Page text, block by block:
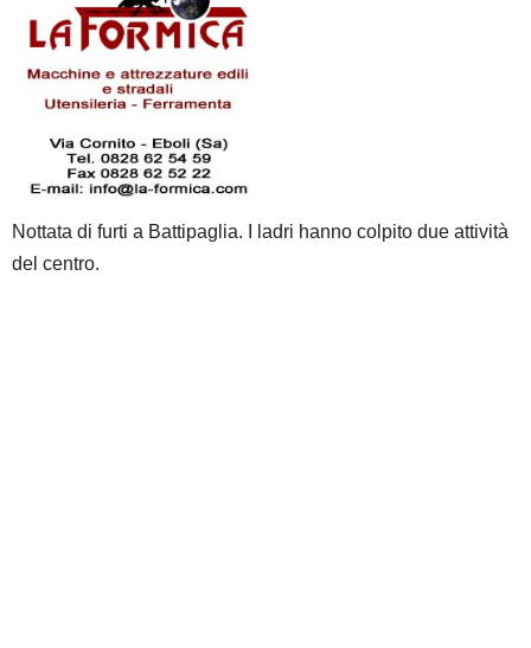
Nottata di furti a Battipaglia. I ladri hanno colpito due attività
del centro.